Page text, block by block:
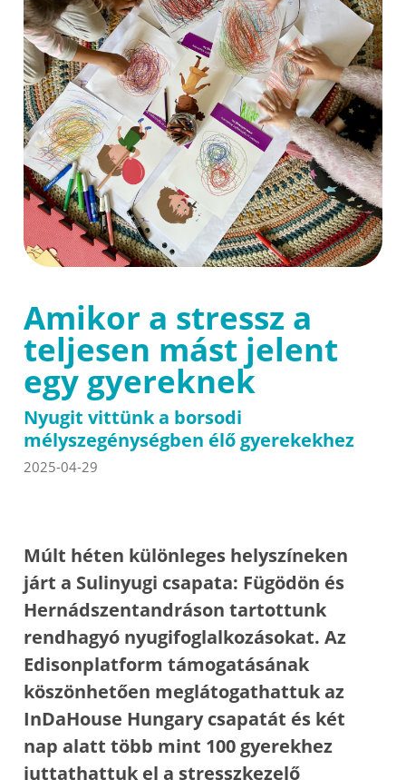
Amikor a stressz a
teljesen mást jelent
egy gyereknek
Nyugit vittünk a borsodi
mélyszegénységben élő gyerekekhez
2025-04-29
Múlt héten különleges helyszíneken
járt a Sulinyugi csapata: Fügödön és
Hernádszentandráson tartottunk
rendhagyó nyugifoglalkozásokat. Az
Edisonplatform támogatásának
köszönhetően meglátogathattuk az
InDaHouse Hungary csapatát és két
nap alatt több mint 100 gyerekhez
juttathattuk el a stresszkezelő